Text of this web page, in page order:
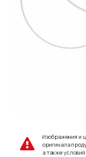
Изображения и
оригинала
а также